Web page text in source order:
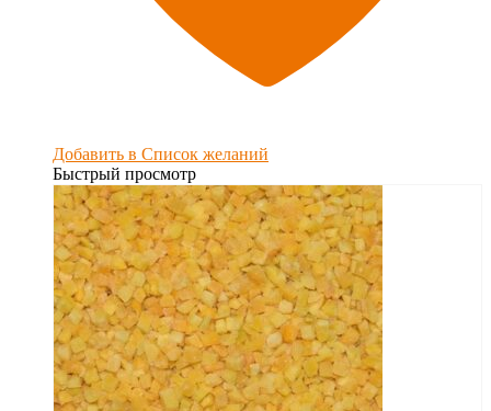
Добавить в Список желаний
Быстрый просмотр